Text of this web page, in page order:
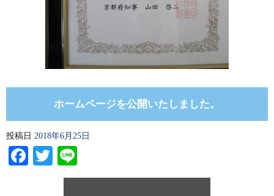
ホームページを公開いたしました。
投稿日 2018年6月25日
Facebook
Twitter